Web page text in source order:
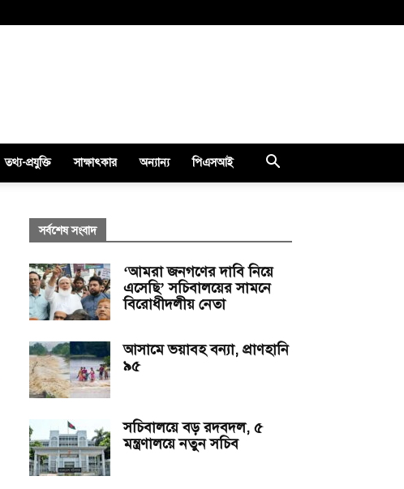
তথ্য-প্রযুক্তি সাক্ষাৎকার অন্যান্য পিএসআই
সর্বশেষ সংবাদ
‘আমরা জনগণের দাবি নিয়ে
এসেছি’ সচিবালয়ের সামনে
বিরোধীদলীয় নেতা
আসামে ভয়াবহ বন্যা, প্রাণহানি
৯৫
সচিবালয়ে বড় রদবদল, ৫
মন্ত্রণালয়ে নতুন সচিব